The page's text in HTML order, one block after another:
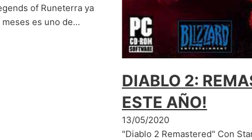
of Runeterra ya
meses es uno de…
DIABLO 2:
ESTE AÑO!
13/05/2020
"Diablo 2 Remastered" Con